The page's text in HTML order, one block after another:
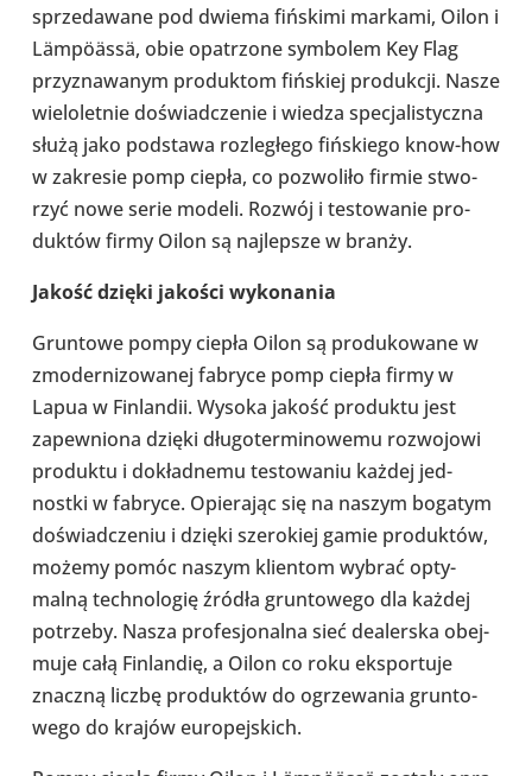
sprze­da­wane pod dwiema fiń­skimi markami, Oilon i
Lämpöässä, obie opa­trzone sym­bo­lem Key Flag
przy­zna­wa­nym pro­duk­tom fiń­skiej pro­duk­cji. Nasze
wie­lo­let­nie doświad­cze­nie i wiedza spe­cja­li­styczna
służą jako pod­stawa roz­le­głego fiń­skiego know-​how
w zakre­sie pomp ciepła, co pozwo­liło firmie stwo­
rzyć nowe serie modeli. Rozwój i testo­wa­nie pro­
duk­tów firmy Oilon są naj­lep­sze w branży.
Jakość dzięki jakości wyko­na­nia
Grun­towe pompy ciepła Oilon są pro­du­ko­wane w
zmo­der­ni­zo­wa­nej fabryce pomp ciepła firmy w
Lapua w Fin­lan­dii. Wysoka jakość pro­duktu jest
zapew­niona dzięki dłu­go­ter­mi­no­wemu roz­wo­jowi
pro­duktu i dokład­nemu testo­wa­niu każdej jed­
nostki w fabryce. Opie­ra­jąc się na naszym bogatym
doświad­cze­niu i dzięki sze­ro­kiej gamie pro­duk­tów,
możemy pomóc naszym klien­tom wybrać opty­
malną tech­no­lo­gię źródła grun­to­wego dla każdej
potrzeby. Nasza pro­fe­sjo­nalna sieć dealer­ska obej­
muje całą Fin­lan­dię, a Oilon co roku eks­por­tuje
znaczną liczbę pro­duk­tów do ogrze­wa­nia grun­to­
wego do krajów euro­pej­skich.